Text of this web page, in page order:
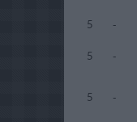
5 -
5 -
5 -